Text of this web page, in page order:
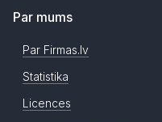
Par mums
Par Firmas.lv
Statistika
Licences